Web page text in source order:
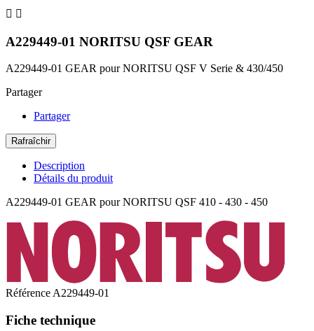
 
A229449-01 NORITSU QSF GEAR
A229449-01 GEAR pour NORITSU QSF V Serie & 430/450
Partager
Partager
Description
Détails du produit
A229449-01 GEAR pour NORITSU QSF 410 - 430 - 450
RéférenceA229449-01
Fiche technique